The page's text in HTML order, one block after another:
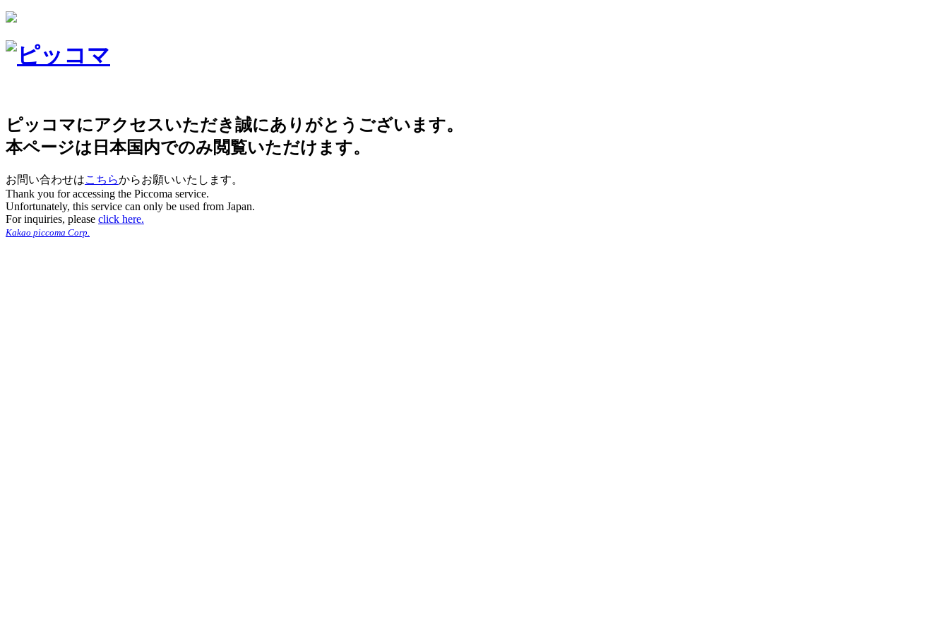
ピッコマにアクセスいただき誠にありがとうございます。
本ページは日本国内でのみ閲覧いただけます。
お問い合わせはこちらからお願いいたします。
Thank you for accessing the Piccoma service.
Unfortunately, this service can only be used from Japan.
For inquiries, please click here.
Kakao piccoma Corp.